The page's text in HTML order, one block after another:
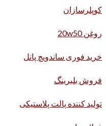
کوپلرسازان
روغن 20w50
خرید فوری ساندویچ پانل
فروش بلبرینگ
تولید کننده پالت پلاستیکی